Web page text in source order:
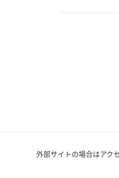
外部サイトの場合はアク